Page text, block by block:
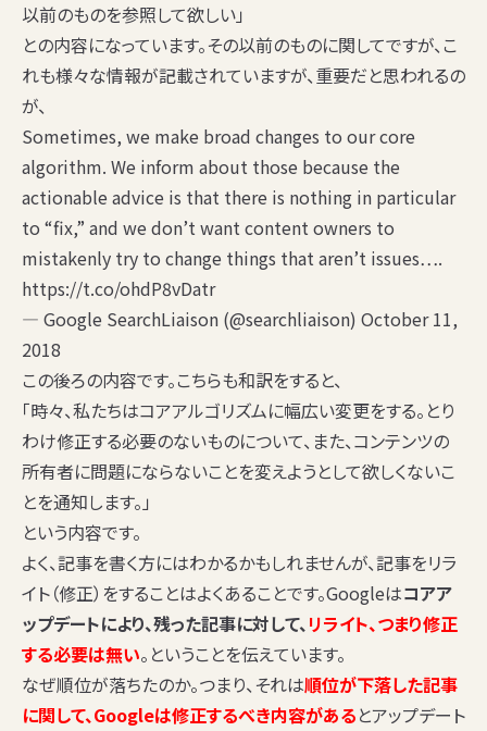
以前のものを参照して欲しい」
との内容になっています。その以前のものに関してですが、こ
れも様々な情報が記載されていますが、重要だと思われるの
が、
Sometimes, we make broad changes to our core
algorithm. We inform about those because the
actionable advice is that there is nothing in particular
to “fix,” and we don’t want content owners to
mistakenly try to change things that aren’t issues….
https://t.co/ohdP8vDatr
— Google SearchLiaison (@searchliaison) October 11,
2018
この後ろの内容です。こちらも和訳をすると、
「時々、私たちはコアアルゴリズムに幅広い変更をする。とり
わけ修正する必要のないものについて、また、コンテンツの
所有者に問題にならないことを変えようとして欲しくないこ
とを通知します。」
という内容です。
よく、記事を書く方にはわかるかもしれませんが、記事をリラ
イト（修正）をすることはよくあることです。Googleはコアア
ップデートにより、残った記事に対して、リライト、つまり修正
する必要は無い。ということを伝えています。
なぜ順位が落ちたのか。つまり、それは順位が下落した記事
に関して、Googleは修正するべき内容があるとアップデート